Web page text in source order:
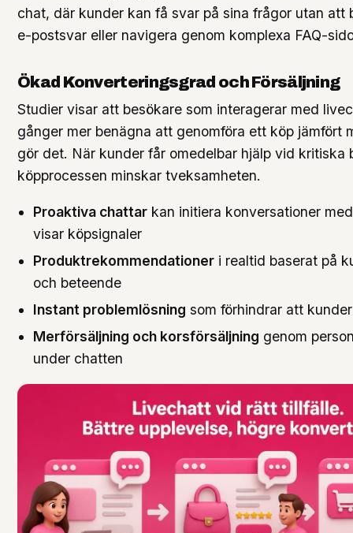
chat, där kunder kan få svar på sina frågor utan att
e-postsvar eller navigera genom komplexa FAQ-
Ökad Konverteringsgrad och Försäljning
Studier visar att besökare som interagerar med
gånger mer benägna att genomföra ett köp jämfört
gör det. När kunder får omedelbar hjälp vid kritiska
köpprocessen minskar tveksamheten.
Proaktiva chattar kan initiera konversationer
visar köpsignaler
Produktrekommendationer i realtid baserat på
och beteende
Instant problemlösning som förhindrar att
Merförsäljning och korsförsäljning genom
under chatten